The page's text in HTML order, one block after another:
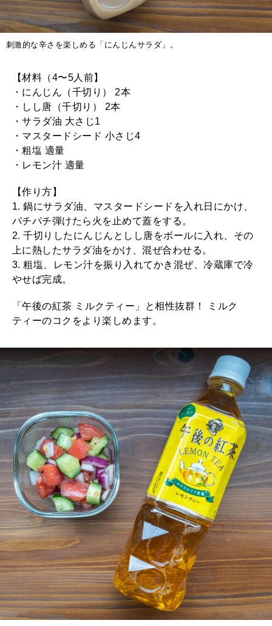
刺激的な辛さを楽しめる「にんじんサラダ」。
【材料（4〜5人前】
・にんじん（千切り） 2本
・しし唐（千切り） 2本
・サラダ油 大さじ1
・マスタードシード 小さじ4
・粗塩 適量
・レモン汁 適量
【作り方】
1. 鍋にサラダ油、マスタードシードを入れ日にかけ、
パチパチ弾けたら火を止めて蓋をする。
2. 千切りしたにんじんとしし唐をボールに入れ、その
上に熱したサラダ油をかけ、混ぜ合わせる。
3. 粗塩、レモン汁を振り入れてかき混ぜ、冷蔵庫で冷
やせば完成。
「午後の紅茶 ミルクティー」と相性抜群！ ミルク
ティーのコクをより楽しめます。